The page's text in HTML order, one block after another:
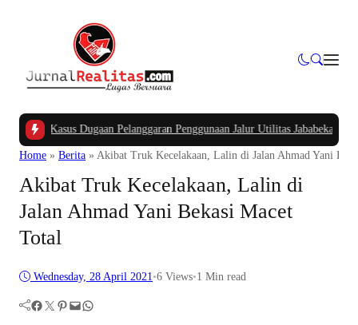
Kasus Dugaan Pelanggaran Penggunaan Jalur Utilitas Jababeka Resmi
Home » Berita » Akibat Truk Kecelakaan, Lalin di Jalan Ahmad Yani
Akibat Truk Kecelakaan, Lalin di
Jalan Ahmad Yani Bekasi Macet
Total
Wednesday, 28 April 2021•6 Views•1 Min read
Facebook Twitter Pinterest Mail WhatsApp